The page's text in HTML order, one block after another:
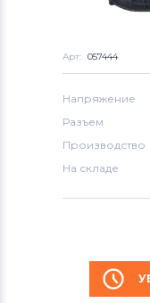
Арт: 057444
Напряжение
Разъем
Производство
На складе